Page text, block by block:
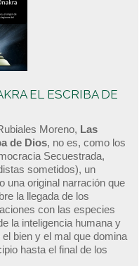
EL ESCRIBA DE
Moreno, Las
de Dios, no es, como los
Secuestrada,
sometidos), un
una original narración que
la llegada de los
con las especies
la inteligencia humana y
bien y el mal que domina
hasta el final de los